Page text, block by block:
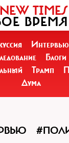
TIMES
ВРЕМЯ
Интервью
Блоги
Трамп
Дума